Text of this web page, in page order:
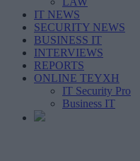
IT NEWS
SECURITY NEWS
BUSINESS IT
INTERVIEWS
REPORTS
ONLINE ΤΕΥΧΗ
IT Security Pro
Business IT